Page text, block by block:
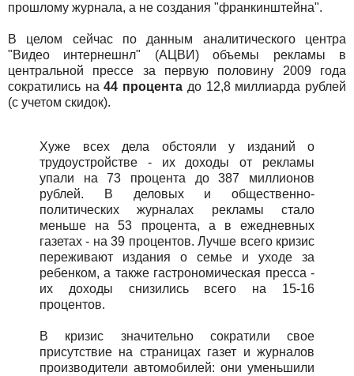
прошлому журнала, а не создания "франкинштейна".
В целом сейчас по данным аналитического центра
"Видео интернешнл" (АЦВИ) объемы рекламы в
центральной прессе за первую половину 2009 года
сократились на44 процента до 12,8 миллиарда рублей
(с учетом скидок).
Хуже всех дела обстояли у изданий о
трудоустройстве - их доходы от рекламы
упали на 73 процента до 387 миллионов
рублей. В деловых и общественно-
политических журналах рекламы стало
меньше на 53 процента, а в ежедневных
газетах - на 39 процентов. Лучше всего кризис
переживают издания о семье и уходе за
ребенком, а также гастрономическая пресса -
их доходы снизились всего на 15-16
процентов.
В кризис значительно сократили свое
присутствие на страницах газет и журналов
производители автомобилей: они уменьшили